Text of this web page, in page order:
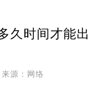
久时间才能出
来源：网络